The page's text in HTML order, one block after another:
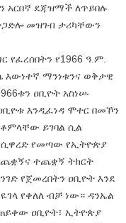
አርበኛ ደጃዝማች ለጥይበሉ
መዝገብ ታሪካቸውን
የ1966 ዓ.ም.
እውነተኛ ማንነቱንና ወቅታዊ
ዐቢዮት አስነሡ
እንዲፈነዳ ሞተር በመኾን
ይገባል ሲል
ሲዋረድ የመጣው የኢትዮጵያ
ተጨቋኝ ትክርት
የጀመረበትን ዐቢዮት እንደ
የቀለለ ብቻ ነው። ዳንኤል
ዐቢዮት፣ ኢትዮጵያ